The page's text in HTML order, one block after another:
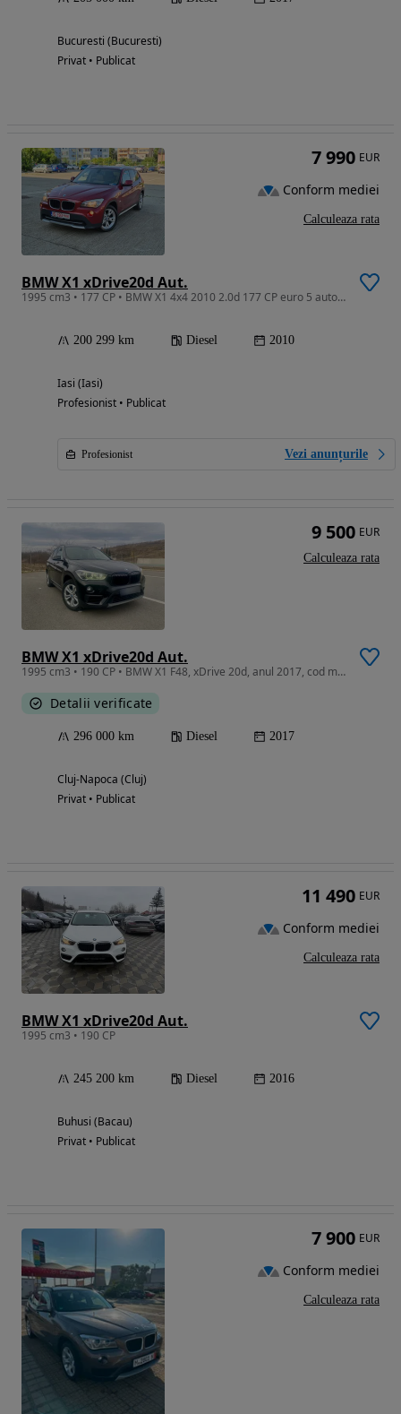
Bucuresti (Bucuresti)
Privat • Publicat
BMW X1 xDrive20d Aut.
1995 cm3 • 177 CP • BMW X1 4x4 2010 2.0d 177 CP euro 5 automata / RATE fara avans
200 299 km Diesel 2010
Iasi (Iasi)
Profesionist • Publicat
Profesionist Vezi anunțurile
7 990 EUR
Conform mediei
Calculeaza rata
BMW X1 xDrive20d Aut.
1995 cm3 • 190 CP • BMW X1 F48, xDrive 20d, anul 2017, cod motor: B47, 190 cai
Detalii verificate
296 000 km Diesel 2017
Cluj-Napoca (Cluj)
Privat • Publicat
9 500 EUR
Calculeaza rata
BMW X1 xDrive20d Aut.
1995 cm3 • 190 CP
245 200 km Diesel 2016
Buhusi (Bacau)
Privat • Publicat
11 490 EUR
Conform mediei
Calculeaza rata
7 900 EUR
Conform mediei
Calculeaza rata